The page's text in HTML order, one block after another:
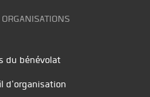
du bénévolat
d'organisation